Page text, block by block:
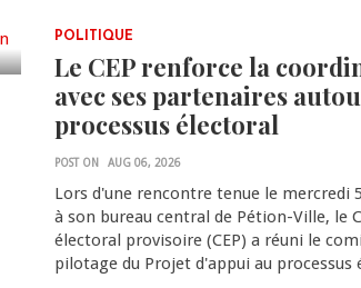
POLITIQUE
Le CEP renforce la
avec ses partenaires
processus électoral
POST ON AUG 06, 2026
Lors d'une rencontre tenue le mercredi
à son bureau central de Pétion-Ville, le
électoral provisoire (CEP) a réuni le
pilotage du Projet d'appui au processus